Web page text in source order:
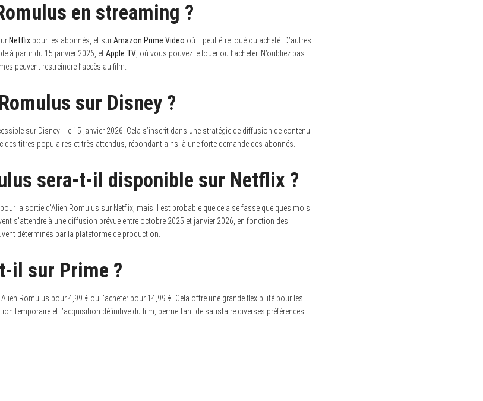
en streaming ?
Netflix pour les abonnés, et surAmazon Prime Video où il peut être loué ou acheté. D’autres
à partir du 15 janvier 2026, etApple TV, où vous pouvez le louer ou l’acheter. N’oubliez pas
peuvent restreindre l’accès au film.
sur Disney ?
sur Disney+ le 15 janvier 2026. Cela s’inscrit dans une stratégie de diffusion de contenu
des titres populaires et très attendus, répondant ainsi à une forte demande des abonnés.
sera-t-il disponible sur Netflix ?
pour la sortie d’Alien Romulus sur Netflix, mais il est probable que cela se fasse quelques mois
s’attendre à une diffusion prévue entre octobre 2025 et janvier 2026, en fonction des
déterminés par la plateforme de production.
il sur Prime ?
Romulus pour 4,99 € ou l’acheter pour 14,99 €. Cela offre une grande flexibilité pour les
temporaire et l’acquisition définitive du film, permettant de satisfaire diverses préférences